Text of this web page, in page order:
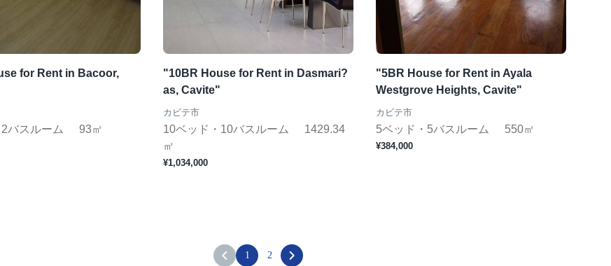
for Rent in Bacoor,
バスルーム 93㎡
"10BR House for Rent in Dasmari?
as, Cavite"
カビテ市
10ベッド・10バスルーム
1429.34
㎡
¥1,034,000
"5BR House for Rent in Ayala
Westgrove Heights, Cavite"
カビテ市
5ベッド・5バスルーム 550㎡
¥384,000
1 2